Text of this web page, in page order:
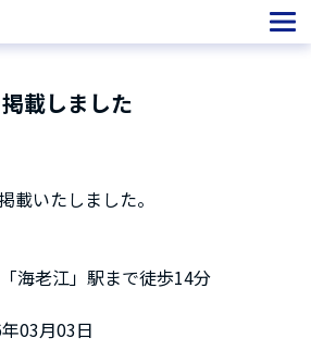
載しました
載いたしました。
海老江」駅まで徒歩14分
03月03日